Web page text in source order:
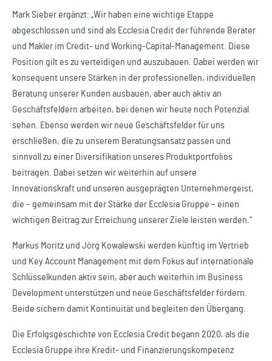
Mark Sieber ergänzt: „Wir haben eine wichtige Etappe
abgeschlossen und sind als Ecclesia Credit der führende Berater
und Makler im Credit- und Working-Capital-Management. Diese
Position gilt es zu verteidigen und auszubauen. Dabei werden wir
konsequent unsere Stärken in der professionellen, individuellen
Beratung unserer Kunden ausbauen, aber auch aktiv an
Geschäftsfeldern arbeiten, bei denen wir heute noch Potenzial
sehen. Ebenso werden wir neue Geschäftsfelder für uns
erschließen, die zu unserem Beratungsansatz passen und
sinnvoll zu einer Diversifikation unseres Produktportfolios
beitragen. Dabei setzen wir weiterhin auf unsere
Innovationskraft und unseren ausgeprägten Unternehmergeist,
die – gemeinsam mit der Stärke der Ecclesia Gruppe – einen
wichtigen Beitrag zur Erreichung unserer Ziele leisten werden.“
Markus Moritz und Jörg Kowalewski werden künftig im Vertrieb
und Key Account Management mit dem Fokus auf internationale
Schlüsselkunden aktiv sein, aber auch weiterhin im Business
Development unterstützen und neue Geschäftsfelder fördern.
Beide sichern damit Kontinuität und begleiten den Übergang.
Die Erfolgsgeschichte von Ecclesia Credit begann 2020, als die
Ecclesia Gruppe ihre Kredit- und Finanzierungskompetenz